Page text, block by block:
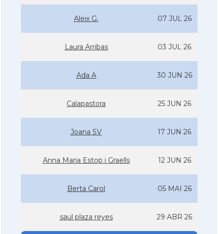
Aleix G. 07 JUL 26
Laura Arribas 03 JUL 26
Ada A 30 JUN 26
Calapastora 25 JUN 26
Joana SV 17 JUN 26
Anna Maria Estop i Graells 12 JUN 26
Berta Carol 05 MAI 26
saul plaza reyes 29 ABR 26